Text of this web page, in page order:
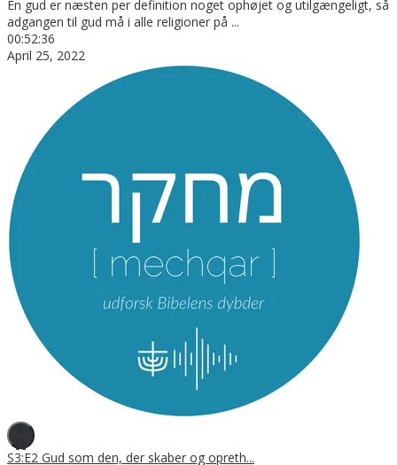
En gud er næsten per definition noget ophøjet og utilgængeligt, så
adgangen til gud må i alle religioner på ...
00:52:36
April 25, 2022
S3:E2 Gud som den, der skaber og opreth...